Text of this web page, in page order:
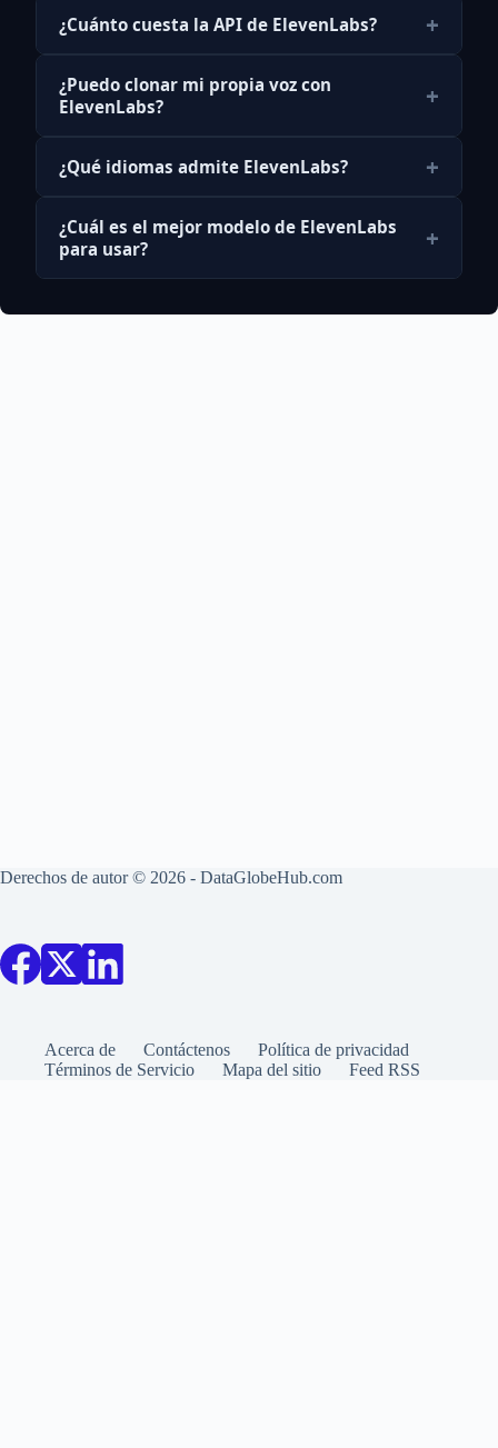
¿Cuánto cuesta la API de ElevenLabs? +
¿Puedo clonar mi propia voz con
ElevenLabs?
+
¿Qué idiomas admite ElevenLabs? +
¿Cuál es el mejor modelo de ElevenLabs
para usar?
+
Derechos de autor © 2026 - DataGlobeHub.com
Acerca de Contáctenos
Política de privacidad
Términos de Servicio
Mapa del sitio Feed RSS